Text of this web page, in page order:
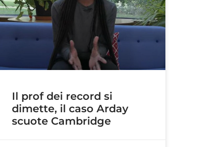
Il prof dei record si
dimette, il caso Arday
scuote Cambridge